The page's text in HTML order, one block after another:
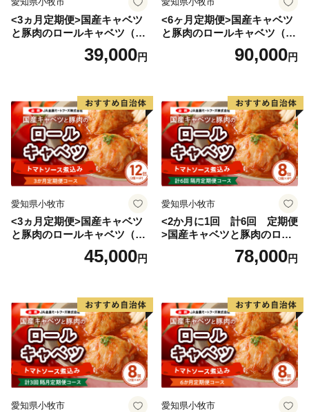
宮崎県児湯郡都農町大字川北1432-15
都農町ふるさと納税 ワンストップ受付センター 宛
※本町から送付する返信用封筒の郵便番号とは異なりま
◆お礼の品について
◇住民票が都農町にある方は、お礼の品のお届けは対象
外です。
◇お届けしたお礼の品は確実にお受取りください。長期
不在等の寄附者様事由による返品交換、キャンセルはお
受けしておりません。
◇ヤマト運輸様では、お礼の品の発送後にお届け先を変
更（転送）する場合、転送料金は贈答用の場合でもお届
け先様のご負担となりますので、ご住所にお間違いがな
なお、お届け先様が住所不明で配達ができない場合は、
送り状記載のご依頼主様に返送させていただきますの
で、予めご了承ください。
◇一部離島にはクール便でのお届けができかねる地域が
ございます。
◇万一、お礼の品に破損・汚損・不良およびご注文と異
なる場合は、必ず状態が確認できる写真などをメールに
<3ヵ月定期便>国産キャベツ
と豚肉のロールキャベツ（4P
39,000円
<6ヶ月定期便>国産キャベツ
と豚肉のロールキャベツ（6P
90,000円
愛知県小牧市
<3ヵ月定期便>国産キャベツ
と豚肉のロールキャベツ（6P
45,000円
愛知県小牧市
<2か月に1回 計6回 定期便
>国産キャベツと豚肉のロー
ルキャベツ（4P入り）
78,000円
愛知県小牧市 愛知県小牧市